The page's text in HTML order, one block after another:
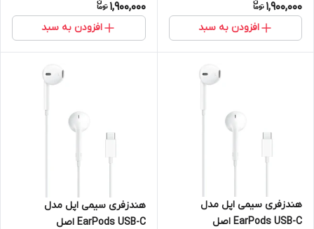
1,900,000
افزودن به سبد
1,900,000
افزودن به سبد
هندزفری سیمی اپل مدل
EarPods USB-C اصل
هندزفری سیمی اپل مدل
EarPods USB-C اصل